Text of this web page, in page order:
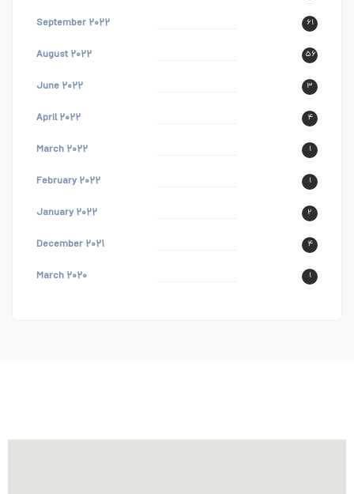
September ۲۰۲۲ ۶۱
August ۲۰۲۲ ۵۶
June ۲۰۲۲ ۳
April ۲۰۲۲ ۴
March ۲۰۲۲ ۱
February ۲۰۲۲ ۱
January ۲۰۲۲ ۲
December ۲۰۲۱ ۴
March ۲۰۲۰ ۱